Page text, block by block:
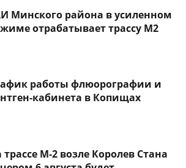
Минского района в усиленном
отрабатывает трассу М2
работы флюорографии и
кабинета в Копищах
трассе М-2 возле Королев Стана